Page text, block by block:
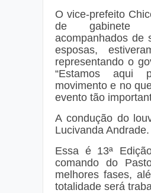
O vice-prefeito
de gabinete
acompanhados de
esposas,
representando o
“Estamos aqui
movimento e no
evento tão
A condução do
Lucivanda Andrade.
Essa é 13ª
comando do
melhores fases,
totalidade será